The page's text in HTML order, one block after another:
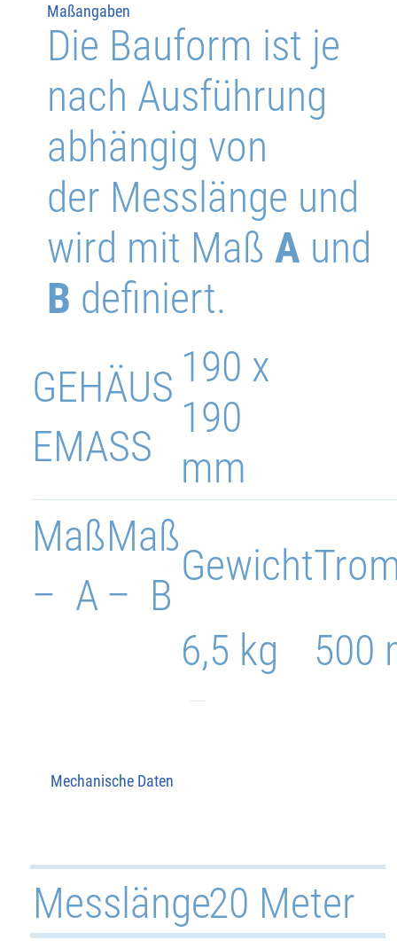
Maßangaben
Die Bauform ist je
nach Ausführung
abhängig von
der Messlänge und
wird mit MaßA und
B definiert.
Gewicht
6,5 kg
Maß
– A
Maß
– B
500
GEHÄUS
EMASS
190 x
190
mm
Mechanische Daten
20 Meter
Messlänge